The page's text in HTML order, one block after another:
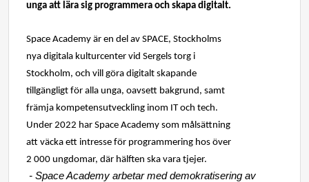
unga att lära sig programmera och skapa digitalt.
Space Academy är en del av SPACE, Stockholms
nya digitala kulturcenter vid Sergels torg i
Stockholm, och vill göra digitalt skapande
tillgängligt för alla unga, oavsett bakgrund, samt
främja kompetensutveckling inom IT och tech.
Under 2022 har Space Academy som målsättning
att väcka ett intresse för programmering hos över
2 000 ungdomar, där hälften ska vara tjejer.
- Space Academy arbetar med demokratisering av